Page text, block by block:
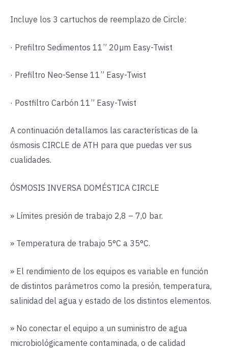
Incluye los 3 cartuchos de reemplazo de Circle:
· Prefiltro Sedimentos 11” 20µm Easy-Twist
· Prefiltro Neo-Sense 11” Easy-Twist
· Postfiltro Carbón 11” Easy-Twist
A continuación detallamos las características de la
ósmosis CIRCLE de ATH para que puedas ver sus
cualidades.
ÓSMOSIS INVERSA DOMÉSTICA CIRCLE
» Límites presión de trabajo 2,8 – 7,0 bar.
» Temperatura de trabajo 5°C a 35°C.
» El rendimiento de los equipos es variable en función
de distintos parámetros como la presión, temperatura,
salinidad del agua y estado de los distintos elementos.
» No conectar el equipo a un suministro de agua
microbiológicamente contaminada, o de calidad